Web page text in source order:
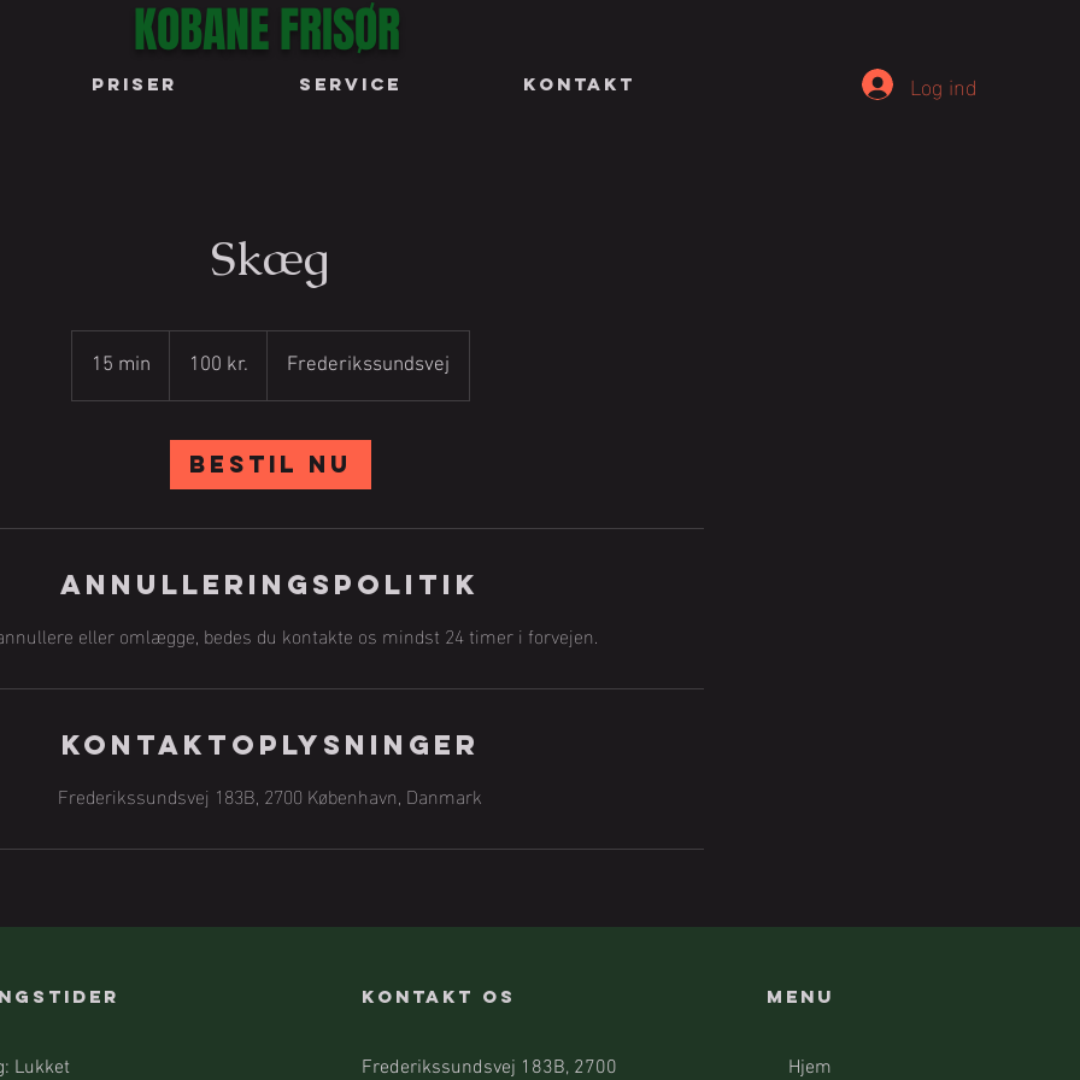
KOBANE FRISØR
PRISER SERVICE KONTAKT Log ind
Skæg
15 min
5
kroner100 kr. Frederikssundsvej
Bestil nu
Annulleringspolitik
eller omlægge, bedes du kontakte os mindst 24 timer i forvejen.
Kontaktoplysninger
Frederikssundsvej 183B, 2700 København, Danmark
Lukket
KONTAKT OS
Frederikssundsvej 183B, 2700
Menu
Hjem